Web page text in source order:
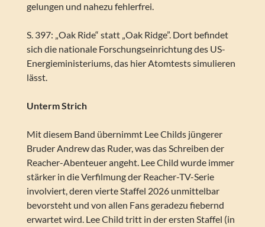
gelungen und nahezu fehlerfrei.
S. 397: „Oak Ride“ statt „Oak Ridge”. Dort befindet
sich die nationale Forschungseinrichtung des US-
Energieministeriums, das hier Atomtests simulieren
lässt.
Unterm Strich
Mit diesem Band übernimmt Lee Childs jüngerer
Bruder Andrew das Ruder, was das Schreiben der
Reacher-Abenteuer angeht. Lee Child wurde immer
stärker in die Verfilmung der Reacher-TV-Serie
involviert, deren vierte Staffel 2026 unmittelbar
bevorsteht und von allen Fans geradezu fiebernd
erwartet wird. Lee Child tritt in der ersten Staffel (in